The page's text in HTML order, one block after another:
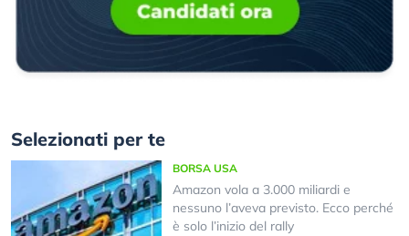
Selezionati per te
BORSA USA
Amazon vola a 3.000 miliardi e
nessuno l’aveva previsto. Ecco perché
è solo l’inizio del rally